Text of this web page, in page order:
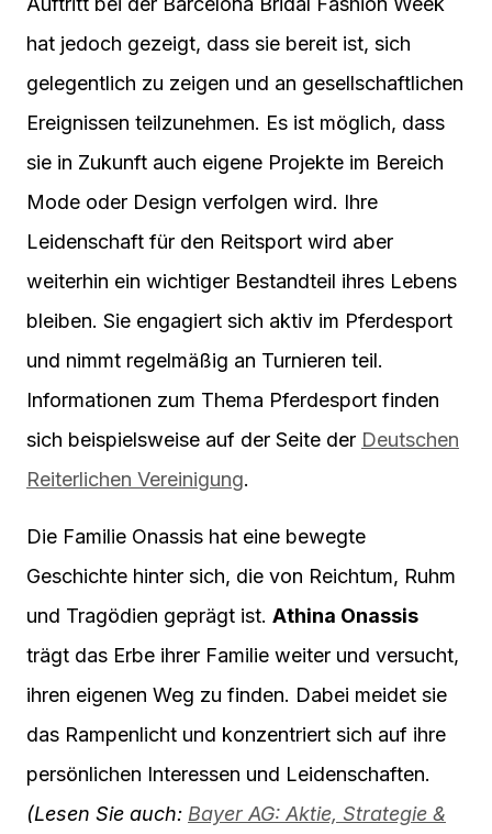
hat jedoch gezeigt, dass sie bereit ist, sich
gelegentlich zu zeigen und an gesellschaftlichen
Ereignissen teilzunehmen. Es ist möglich, dass
sie in Zukunft auch eigene Projekte im Bereich
Mode oder Design verfolgen wird. Ihre
Leidenschaft für den Reitsport wird aber
weiterhin ein wichtiger Bestandteil ihres Lebens
bleiben. Sie engagiert sich aktiv im Pferdesport
und nimmt regelmäßig an Turnieren teil.
Informationen zum Thema Pferdesport finden
sich beispielsweise auf der Seite der Deutschen
Reiterlichen Vereinigung.
Die Familie Onassis hat eine bewegte
Geschichte hinter sich, die von Reichtum, Ruhm
und Tragödien geprägt ist. Athina Onassis
trägt das Erbe ihrer Familie weiter und versucht,
ihren eigenen Weg zu finden. Dabei meidet sie
das Rampenlicht und konzentriert sich auf ihre
persönlichen Interessen und Leidenschaften.
(Lesen Sie auch: Bayer AG: Aktie, Strategie &